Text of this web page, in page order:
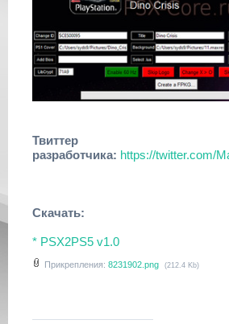
Твиттер
разработчика: https://twitter.com/
Скачать:
* PSX2PS5 v1.0
Прикрепления: 8231902.png (212.4 Kb)